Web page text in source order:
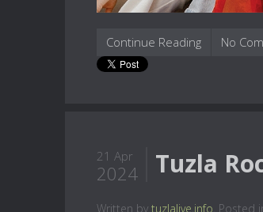
Continue Reading No
21 Apr
2024 Tuzla
Written by tuzlalive.info. Posted